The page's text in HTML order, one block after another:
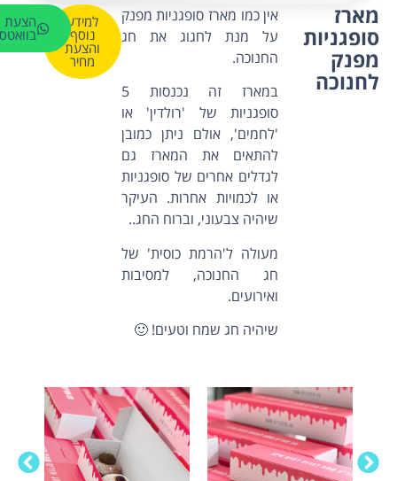
מארז
סופגניות
מפנק
לחנוכה
אין כמו מארז סופגניות מפנק
על מנת לחגוג את חג
החנוכה.
במארז זה נכנסות 5
סופגניות של 'רולדין' או
'לחמים', אולם ניתן כמובן
להתאים את המארז גם
לגדלים אחרים של סופגניות
או לכמויות אחרות. העיקר
שיהיה צבעוני, וברוח החג..
מעולה ל'הרמת כוסית' של
חג החנוכה, למסיבות
ואירועים.
שיהיה חג שמח וטעים! 🙂
למידע
נוסף
והצעת
מחיר
הצעת